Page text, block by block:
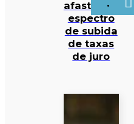
afastarem
espectro
de subida
de taxas
de juro